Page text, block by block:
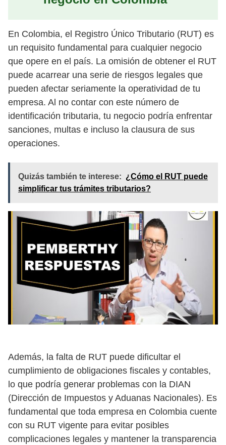
En Colombia, el Registro Único Tributario (RUT) es
un requisito fundamental para cualquier negocio
que opere en el país. La omisión de obtener el RUT
puede acarrear una serie de riesgos legales que
pueden afectar seriamente la operatividad de tu
empresa. Al no contar con este número de
identificación tributaria, tu negocio podría enfrentar
sanciones, multas e incluso la clausura de sus
operaciones.
Quizás también te interese: ¿Cómo el RUT puede
simplificar tus trámites tributarios?
Además, la falta de RUT puede dificultar el
cumplimiento de obligaciones fiscales y contables,
lo que podría generar problemas con la DIAN
(Dirección de Impuestos y Aduanas Nacionales). Es
fundamental que toda empresa en Colombia cuente
con su RUT vigente para evitar posibles
complicaciones legales y mantener la transparencia